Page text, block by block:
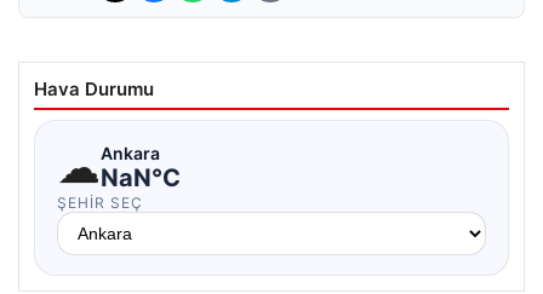
Hava Durumu
☁Ankara
NaN°C
ŞEHIR SEÇ